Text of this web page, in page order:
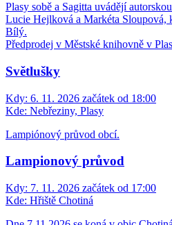
Plasy sobě a Sagitta uvádějí
Lucie Hejlková a Markéta
Bílý.
Předprodej v Městské knihovně v
Světlušky
Kdy: 6. 11. 2026 začátek od 18:00
Kde: Nebřeziny, Plasy
Lampiónový průvod obcí.
Lampionový průvod
Kdy: 7. 11. 2026 začátek od 17:00
Kde: Hřiště Chotiná